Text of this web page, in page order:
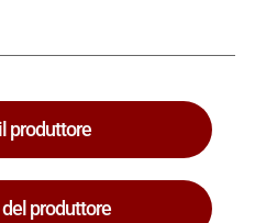
produttore
produttore